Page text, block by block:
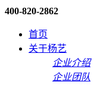
400-820-2862
首页
关于杨艺
企业介绍
企业团队